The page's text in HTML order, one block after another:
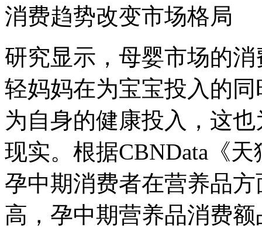
消费趋势改变市场格局
研究显示，母婴市场的
轻妈妈在为宝宝投入的
为自身的健康投入，这
现实。根据CBNData《
孕中期消费者在营养品
高，孕中期营养品消费